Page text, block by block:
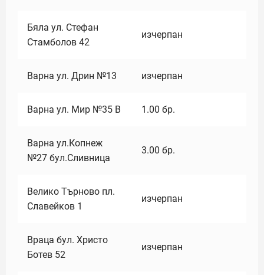
Бяла ул. Стефан
Стамболов 42
изчерпан
Варна ул. Дрин №13 изчерпан
Варна ул. Мир №35 В 1.00 бр.
Варна ул.Копнеж
№27 бул.Сливница
3.00 бр.
Велико Търново пл.
Славейков 1
изчерпан
Враца бул. Христо
Ботев 52
изчерпан